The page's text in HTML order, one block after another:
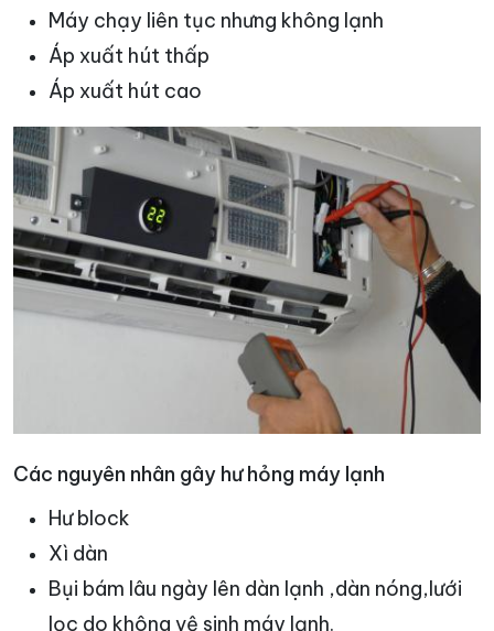
Máy chạy liên tục nhưng không lạnh
Áp xuất hút thấp
Áp xuất hút cao
Các nguyên nhân gây hư hỏng máy lạnh
Hư block
Xì dàn
Bụi bám lâu ngày lên dàn lạnh ,dàn nóng,lưới
lọc do không vệ sinh máy lạnh.